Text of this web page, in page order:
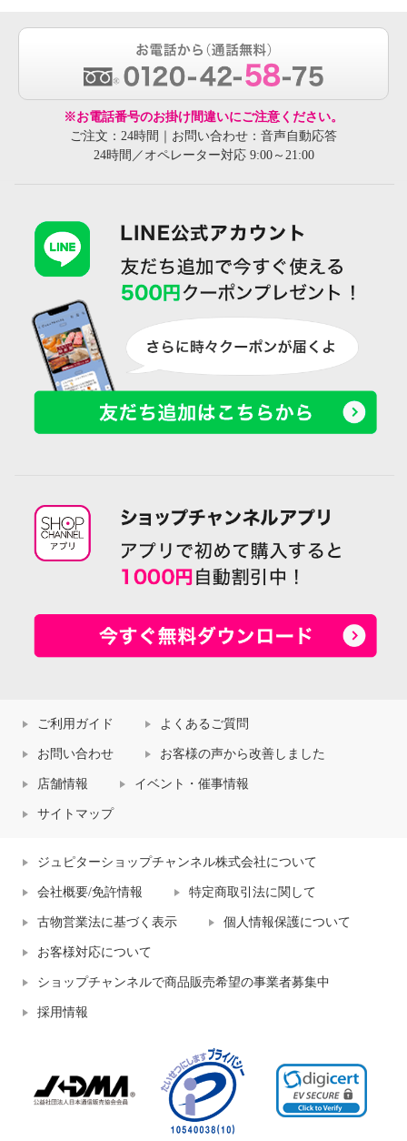
※お電話番号のお掛け間違いにご注意ください。
ご注文：24時間｜お問い合わせ：音声自動応答
24時間／オペレーター対応 9:00～21:00
ご利用ガイド よくあるご質問
お問い合わせ お客様の声から改善しました
店舗情報 イベント・催事情報
サイトマップ
ジュピターショップチャンネル株式会社について
会社概要/免許情報 特定商取引法に関して
古物営業法に基づく表示 個人情報保護について
お客様対応について
ショップチャンネルで商品販売希望の事業者募集中
採用情報